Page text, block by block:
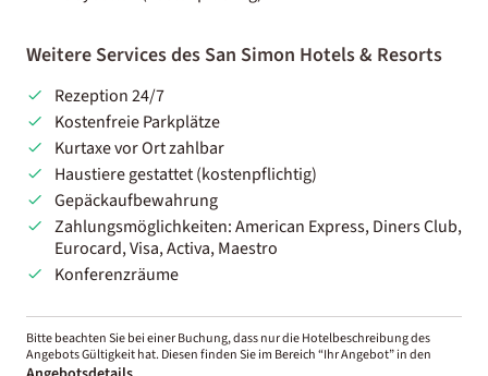
Weitere Services des San Simon Hotels & Resorts
Rezeption 24/7
Kostenfreie Parkplätze
Kurtaxe vor Ort zahlbar
Haustiere gestattet (kostenpflichtig)
Gepäckaufbewahrung
Zahlungsmöglichkeiten: American Express, Diners Club,
Eurocard, Visa, Activa, Maestro
Konferenzräume
Bitte beachten Sie bei einer Buchung, dass nur die Hotelbeschreibung des
Angebots Gültigkeit hat. Diesen finden Sie im Bereich “Ihr Angebot” in den